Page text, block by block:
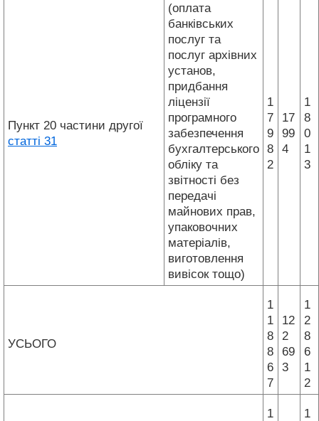
Пункт 20 частини другої
статті 31
(оплата
банківських
послуг та
послуг архівних
установ,
придбання
ліцензії
програмного
забезпечення
бухгалтерського
обліку та
звітності без
передачі
майнових прав,
упаковочних
матеріалів,
виготовлення
вивісок тощо)
1
7
9
8
2
17
99
4
1
8
0
1
3
УСЬОГО
1
1
8
8
6
7
12
2
69
3
1
2
8
6
1
2
1
1